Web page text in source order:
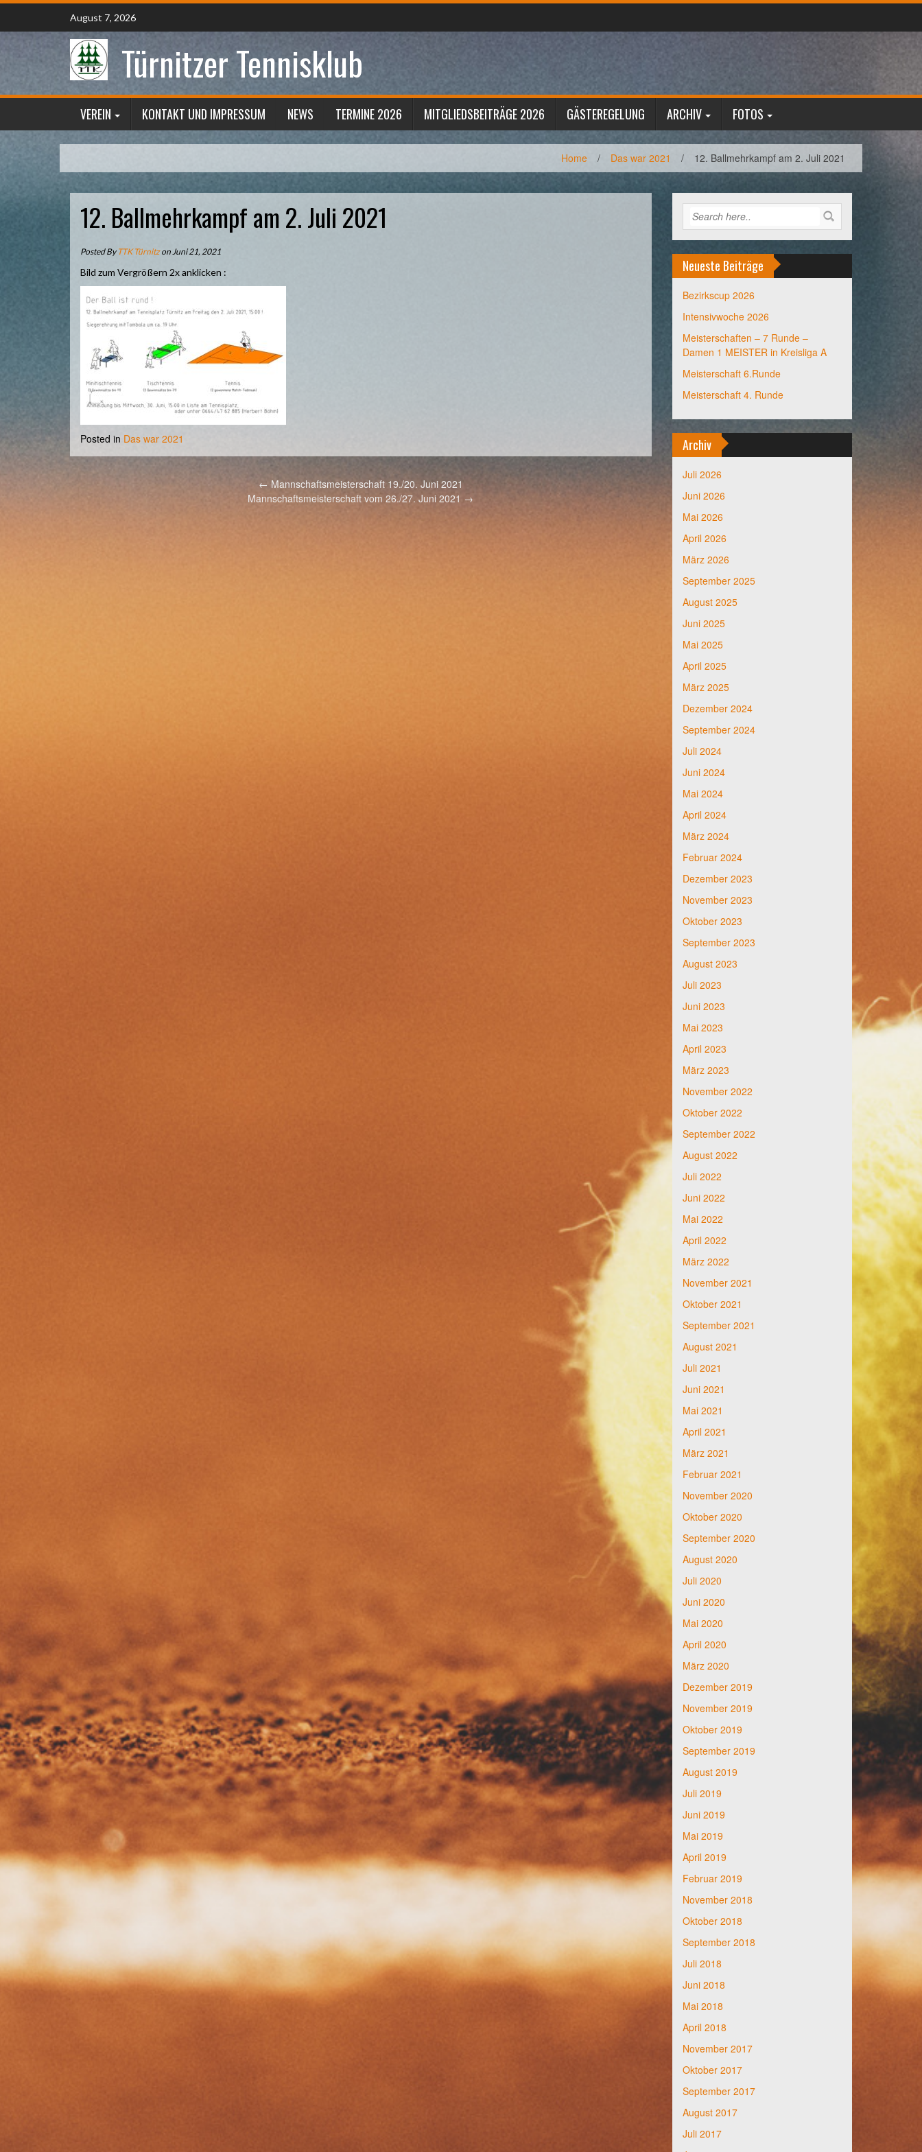
Skip
content
August 7, 2026
Türnitzer Tennisklub
VEREIN KONTAKT UND IMPRESSUM NEWS TERMINE 2026 MITGLIEDSBEITRÄGE 2026 GÄSTEREGELUNG ARCHIV FOTOS
Home / Das war 2021 / 12. Ballmehrkampf am 2. Juli 2021
12. Ballmehrkampf am 2. Juli 2021
Posted ByTTK Türnitzon Juni 21, 2021
Bild zum Vergrößern 2x anklicken :
Posted in Das war 2021
Post
navigation
← Mannschaftsmeisterschaft 19./20. Juni 2021
Mannschaftsmeisterschaft vom 26./27. Juni 2021 →
Neueste Beiträge
Bezirkscup 2026
Intensivwoche 2026
Meisterschaften – 7 Runde –
Damen 1 MEISTER in Kreisliga A
Meisterschaft 6.Runde
Meisterschaft 4. Runde
Archiv
Juli 2026
Juni 2026
Mai 2026
April 2026
März 2026
September 2025
August 2025
Juni 2025
Mai 2025
April 2025
März 2025
Dezember 2024
September 2024
Juli 2024
Juni 2024
Mai 2024
April 2024
März 2024
Februar 2024
Dezember 2023
November 2023
Oktober 2023
September 2023
August 2023
Juli 2023
Juni 2023
Mai 2023
April 2023
März 2023
November 2022
Oktober 2022
September 2022
August 2022
Juli 2022
Juni 2022
Mai 2022
April 2022
März 2022
November 2021
Oktober 2021
September 2021
August 2021
Juli 2021
Juni 2021
Mai 2021
April 2021
März 2021
Februar 2021
November 2020
Oktober 2020
September 2020
August 2020
Juli 2020
Juni 2020
Mai 2020
April 2020
März 2020
Dezember 2019
November 2019
Oktober 2019
September 2019
August 2019
Juli 2019
Juni 2019
Mai 2019
April 2019
Februar 2019
November 2018
Oktober 2018
September 2018
Juli 2018
Juni 2018
Mai 2018
April 2018
November 2017
Oktober 2017
September 2017
August 2017
Juli 2017